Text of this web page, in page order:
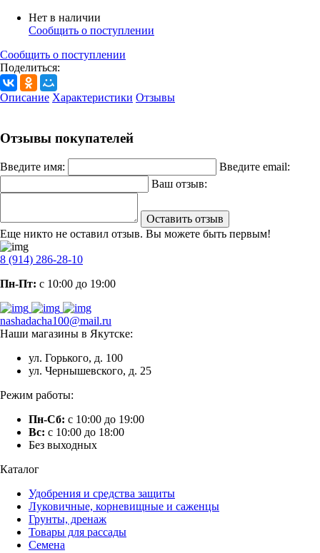
Нет в наличии
Сообщить о поступлении
Сообщить о поступлении
Поделиться:
Описание Характеристики Отзывы
Отзывы покупателей
Введите имя:
Введите email:
Ваш отзыв:
Оставить отзыв
Еще никто не оставил отзыв. Вы можете быть первым!
8 (914) 286-28-10
Пн-Пт: с 10:00 до 19:00
nashadacha100@mail.ru
Наши магазины в Якутске:
ул. Горького, д. 100
ул. Чернышевского, д. 25
Режим работы:
Пн-Сб: с 10:00 до 19:00
Вс: с 10:00 до 18:00
Без выходных
Каталог
Удобрения и средства защиты
Луковичные, корневищные и саженцы
Грунты, дренаж
Товары для рассады
Семена